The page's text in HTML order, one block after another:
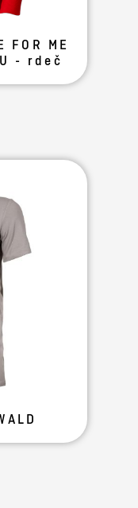
ME
- rdeč